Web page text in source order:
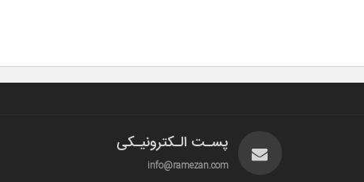
پسـت الـکترونیـکی
info@ramezan.com